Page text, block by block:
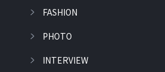
FASHION
PHOTO
INTERVIEW